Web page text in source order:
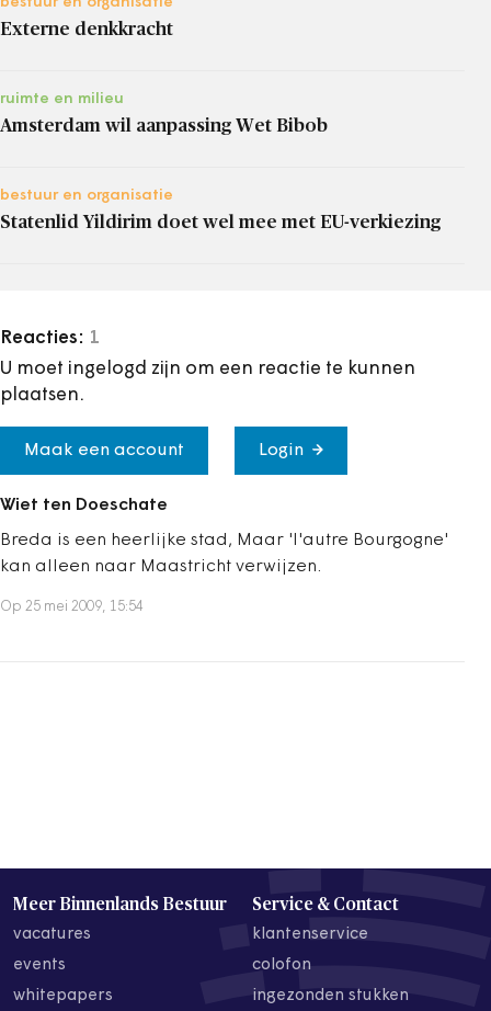
Externe denkkracht
ruimte en milieu
Amsterdam wil aanpassing Wet Bibob
bestuur en organisatie
Statenlid Yildirim doet wel mee met EU-verkiezing
Reacties: 1
U moet ingelogd zijn om een reactie te kunnen
plaatsen.
Maak een account Login
Wiet ten Doeschate
Breda is een heerlijke stad, Maar 'l'autre Bourgogne'
kan alleen naar Maastricht verwijzen.
Op 25 mei 2009, 15:54
Meer Binnenlands Bestuur
vacatures
events
whitepapers
Service & Contact
klantenservice
colofon
ingezonden stukken